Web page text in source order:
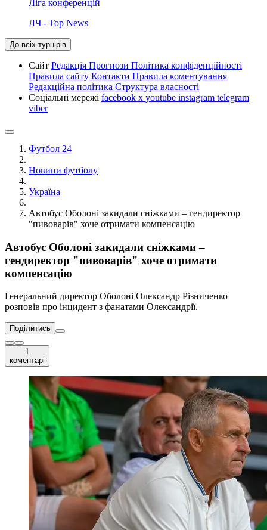
Ліга конференцій
ЛЧ - Top News
До всіх турнірів
Сайт Редакція Прогнози Політика конфіденційності
Правила сайту Контакти Правила коментування
Редакційна політика Структура власності
Соціальні мережі facebook x youtube instagram telegram
viber
Футбол 24
Новини футболу
Україна
Автобус Оболоні закидали сніжками – гендиректор
"пивоварів" хоче отримати компенсацію
Автобус Оболоні закидали сніжками –
гендиректор "пивоварів" хоче отримати
компенсацію
Генеральний директор Оболоні Олександр Різниченко
розповів про інцидент з фанатами Олександрії.
Поділитись
1
коментарі